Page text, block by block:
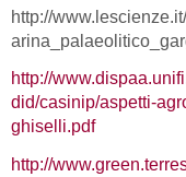
http://
http://
did/casinip/aspetti-
ghiselli.pdf
http://